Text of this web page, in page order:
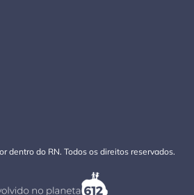
dentro do RN. Todos os direitos reservados.